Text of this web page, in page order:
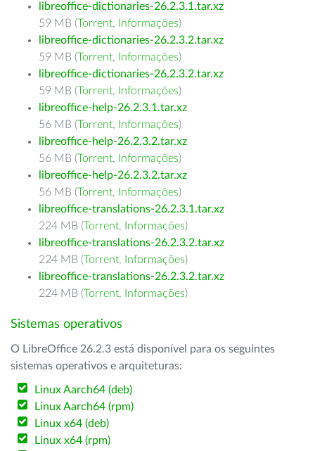
libreoffice-dictionaries-26.2.3.1.tar.xz
59 MB (Torrent, Informações)
libreoffice-dictionaries-26.2.3.2.tar.xz
59 MB (Torrent, Informações)
libreoffice-dictionaries-26.2.3.2.tar.xz
59 MB (Torrent, Informações)
libreoffice-help-26.2.3.1.tar.xz
56 MB (Torrent, Informações)
libreoffice-help-26.2.3.2.tar.xz
56 MB (Torrent, Informações)
libreoffice-help-26.2.3.2.tar.xz
56 MB (Torrent, Informações)
libreoffice-translations-26.2.3.1.tar.xz
224 MB (Torrent, Informações)
libreoffice-translations-26.2.3.2.tar.xz
224 MB (Torrent, Informações)
libreoffice-translations-26.2.3.2.tar.xz
224 MB (Torrent, Informações)
Sistemas operativos
O LibreOffice 26.2.3 está disponível para os seguintes
sistemas operativos e arquiteturas:
Linux Aarch64 (deb)
Linux Aarch64 (rpm)
Linux x64 (deb)
Linux x64 (rpm)